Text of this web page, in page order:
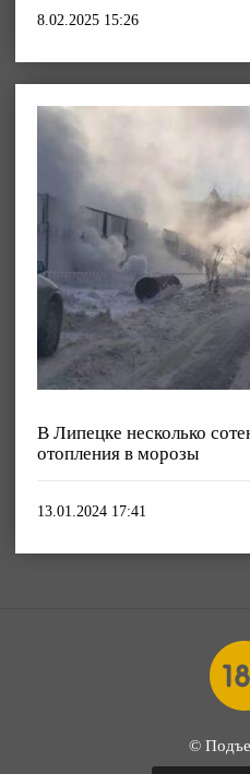
8.02.2025 15:26
В Липецке несколько
отопления в морозы
13.01.2024 17:41
©